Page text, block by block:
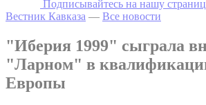
Подписывайтесь на нашу
Вестник Кавказа — Все новости
"Иберия 1999" сыграла
"Ларном" в
Европы